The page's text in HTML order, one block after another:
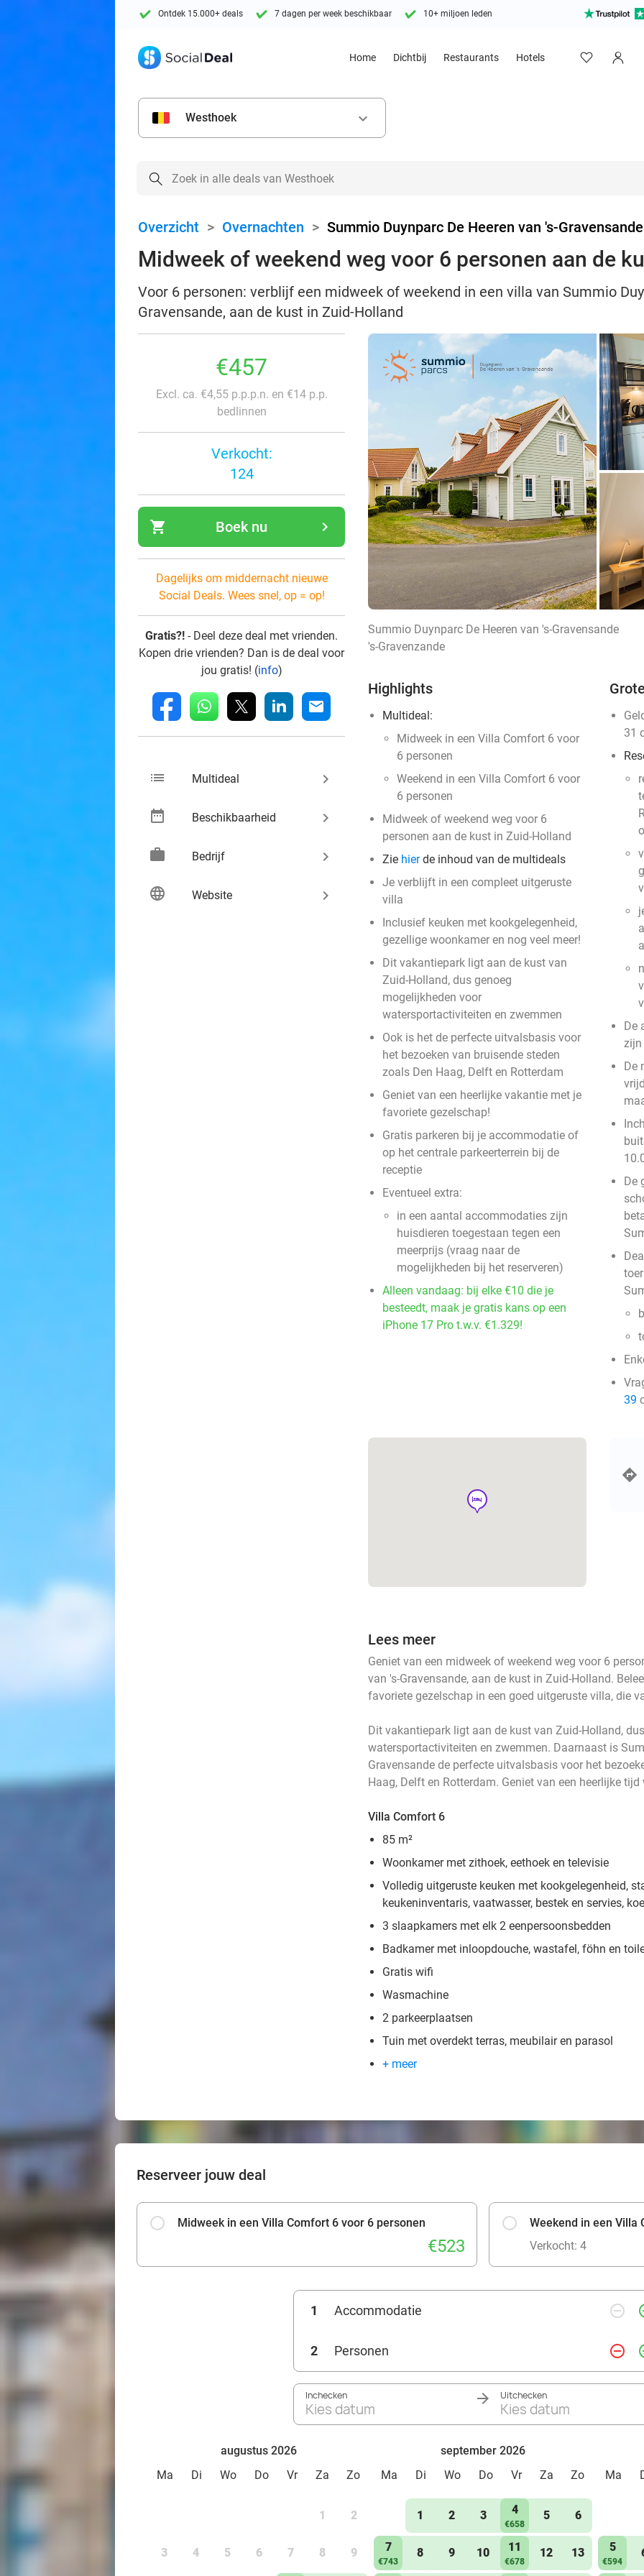
Ontdek 15.000+ deals 7 dagen per week beschikbaar 10+ miljoen leden
Home Dichtbij Restaurants Hotels
Westhoek keyboard_arrow_down
Overzicht > Overnachten > Summio Duynparc De Heeren van 's-Gravensande
Midweek of weekend weg voor 6 personen aan de
Voor 6 personen: verblijf een midweek of weekend in een villa van Summio
Gravensande, aan de kust in Zuid-Holland
€457
Excl. ca. €4,55 p.p.p.n. en €14 p.p.
bedlinnen
Verkocht:
124
shopping_cart navigate_next
Boek nu
Dagelijks om middernacht nieuwe
Social Deals. Wees snel, op = op!
Gratis?! - Deel deze deal met vrienden.
Kopen drie vrienden? Dan is de deal voor
jou gratis! (info)
fb whatsapp linkedin mail
list Multideal keyboard_arrow_right
date_range Beschikbaarheid keyboard_arrow_right
work Bedrijf keyboard_arrow_right
language Website keyboard_arrow_right
Summio Duynparc De Heeren van 's-Gravensande
's-Gravenzande
Highlights
Multideal:
Midweek in een Villa Comfort 6 voor
6 personen
Weekend in een Villa Comfort 6 voor
6 personen
Midweek of weekend weg voor 6
personen aan de kust in Zuid-Holland
Zie hierde inhoud van de multideals
Je verblijft in een compleet uitgeruste
villa
Inclusief keuken met kookgelegenheid,
gezellige woonkamer en nog veel meer!
Dit vakantiepark ligt aan de kust van
Zuid-Holland, dus genoeg
mogelijkheden voor
watersportactiviteiten en zwemmen
Ook is het de perfecte uitvalsbasis voor
het bezoeken van bruisende steden
zoals Den Haag, Delft en Rotterdam
Geniet van een heerlijke vakantie met je
favoriete gezelschap!
Gratis parkeren bij je accommodatie of
op het centrale parkeerterrein bij de
receptie
Eventueel extra:
in een aantal accommodaties zijn
huisdieren toegestaan tegen een
meerprijs (vraag naar de
mogelijkheden bij het reserveren)
Alleen vandaag: bij elke €10 die je
besteedt, maak je gratis kans op een
iPhone 17 Pro t.w.v. €1.329!
31
De
zijn
De
De
39
hotel
Lees meer
Geniet van een midweek of weekend weg voor 6
van 's-Gravensande, aan de kust in Zuid-Holland.
favoriete gezelschap in een goed uitgeruste villa, die
Dit vakantiepark ligt aan de kust van Zuid-Holland,
watersportactiviteiten en zwemmen. Daarnaast is
Gravensande de perfecte uitvalsbasis voor het
Haag, Delft en Rotterdam. Geniet van een heerlijke tijd
Villa Comfort 6
85 m²
Woonkamer met zithoek, eethoek en televisie
Volledig uitgeruste keuken met kookgelegenheid,
keukeninventaris, vaatwasser, bestek en servies,
3 slaapkamers met elk 2 eenpersoonsbedden
Badkamer met inloopdouche, wastafel, föhn en
Gratis wifi
Wasmachine
2 parkeerplaatsen
Tuin met overdekt terras, meubilair en parasol
+ meer
Reserveer jouw deal
Midweek in een Villa Comfort 6 voor 6 personen
€523
Weekend in een Villa
Verkocht: 4
1 Accommodatie remove_circle_outline
2 Personen remove_circle_outline
Inchecken
Kies datum
Uitchecken
Kies datum
augustus 2026
Ma
Di Wo Do Vr Za Zo
1 2
3 4 5 6 7 8 9
september 2026
Ma
Di Wo Do Vr Za Zo
1 2 3 4
€658
5 6
7
€743
8 9 10 11
€678
12 13
Ma
5
€594